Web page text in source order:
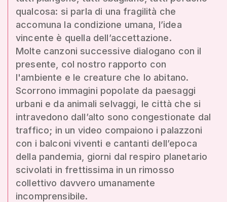
qualcosa: si parla di una fragilità che
accomuna la condizione umana, l’idea
vincente è quella dell’accettazione.
Molte canzoni successive dialogano con il
presente, col nostro rapporto con
l'ambiente e le creature che lo abitano.
Scorrono immagini popolate da paesaggi
urbani e da animali selvaggi, le città che si
intravedono dall’alto sono congestionate dal
traffico; in un video compaiono i palazzoni
con i balconi viventi e cantanti dell’epoca
della pandemia, giorni dal respiro planetario
scivolati in frettissima in un rimosso
collettivo davvero umanamente
incomprensibile.